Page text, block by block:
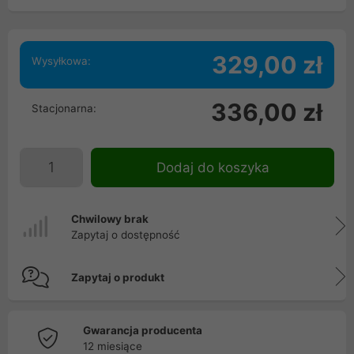
Wysyłkowa: 329,00 zł
Stacjonarna: 336,00 zł
Dodaj do koszyka
Chwilowy brak
Zapytaj o dostępność
Zapytaj o produkt
Gwarancja producenta
12 miesiące